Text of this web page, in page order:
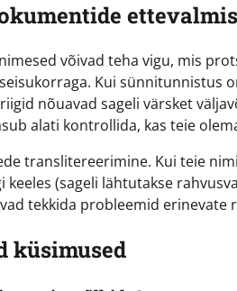
võivad teha vigu, mis
Kui sünnitunnistus
nõuavad sageli värsket
alati kontrollida, kas teie
translitereerimine. Kui teie
(sageli lähtutakse
tekkida probleemid erinevate
küsimused